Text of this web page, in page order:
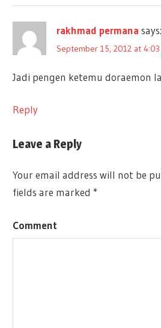
rakhmad permana says:
September 15, 2012 at
Jadi pengen ketemu doraemon
Reply
Leave a Reply
Your email address will not be
fields are marked*
Comment